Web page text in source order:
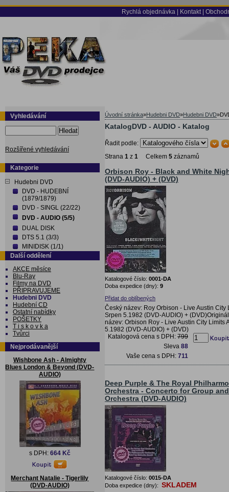
Rychlá objednávka Kontakt
Vyhledávání
Hledat
Rozšířené vyhledávání
Kategorie
Hudebni DVD
DVD - HUDEBNÍ
(1879/1879)
DVD - SINGL (22/22)
DVD - AUDIO (5/5)
DUAL DISK
DTS 5.1 (3/3)
MINIDISK (1/1)
Další oddělení
AKCE měsíce
Blu-Ray
Filmy na DVD
PŘIPRAVUJEME
Hudebni DVD
Hudební CD
Ostatní nabídky
POŠETKY
T i s k o v k a
Tvůrci
Nejprodávanější
Wishbone Ash - Almighty
Blues London & Beyond (DVD-
AUDIO)
s DPH: 664 Kč
Merchant Natalie - Tigerlily
(DVD-AUDIO)
Úvodní stránka»Hudebni DVD»Hudebni DVD»
KatalogDVD - AUDIO - Katalog
Řadit podle:
Strana 1 z 1 Celkem 5 záznamů
Orbison Roy - Black and White
(DVD-AUDIO) + (DVD)
Katalogové číslo: 0001-DA
Doba expedice (dny): 9
Přidat do oblíbených
Český název: Roy Orbison - Live Austin City
Srpen 5.1982 (DVD-AUDIO) +
název: Orbison Roy - Live Austin City Limits
5.1982 (DVD-AUDIO) + (DVD)
Katalogová cena s DPH: 799
Sleva 88
Vaše cena s DPH: 711
Deep Purple & The Royal
Orchestra - Concerto for Group and
Orchestra (DVD-AUDIO)
Katalogové číslo: 0015-DA
Doba expedice (dny): SKLADEM